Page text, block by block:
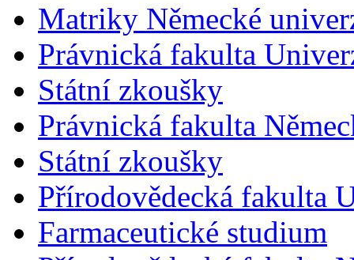
Matriky Německé
Právnická fakulta
Státní zkoušky
Právnická fakulta
Státní zkoušky
Přírodovědecká fakulta
Farmaceutické studium